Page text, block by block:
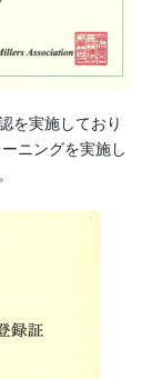
を実施しており
ニングを実施し